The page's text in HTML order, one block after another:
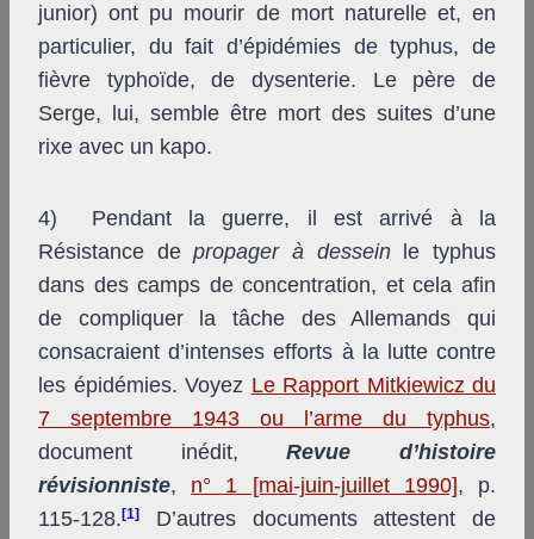
junior) ont pu mourir de mort naturelle et, en
particulier, du fait d’épidémies de typhus, de
fièvre typhoïde, de dysenterie. Le père de
Serge, lui, semble être mort des suites d’une
rixe avec un kapo.​
4) Pendant la guerre, il est arrivé à la
Résistance depropager à desseinle typhus
dans des camps de concentration, et cela afin
de compliquer la tâche des Allemands qui
consacraient d’intenses efforts à la lutte contre
les épidémies. Voyez Le Rapport Mitkiewicz du
7 septembre 1943 ou l’arme du typhus,
document inédit,Revue d’histoire
révisionniste, n° 1 [mai-juin-juillet 1990], p.
115-128. [1]
D’autres documents attestent de